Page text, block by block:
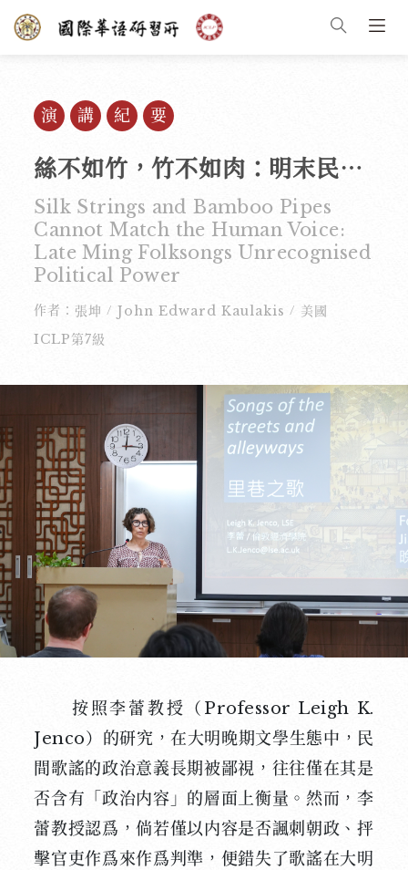
演講紀要
絲不如竹，竹不如肉：明末民歌未被認可的政治力量
Silk Strings and Bamboo Pipes
Cannot Match the Human Voice:
Late Ming Folksongs Unrecognised
Political Power
作者： 張坤 / John Edward Kaulakis / 美國
ICLP第7級
按照李蕾教授（Professor Leigh K.
Jenco）的研究，在大明晚期文學生態中，民
間歌謠的政治意義長期被鄙視，往往僅在其是
否含有「政治内容」的層面上衡量。然而，李
蕾教授認爲，倘若僅以内容是否諷刺朝政、抨
擊官吏作爲來作爲判準，便錯失了歌謠在大明